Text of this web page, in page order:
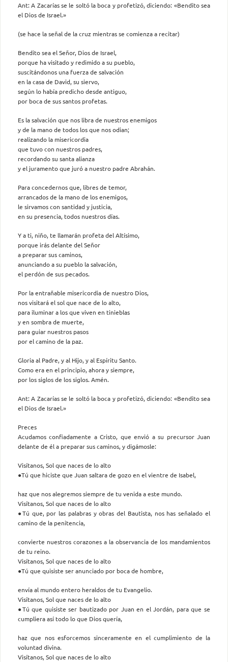
Ant: A Zacarías se le soltó la boca y profetizó, diciendo: «Bendito sea
el Dios de Israel.»
(se hace la señal de la cruz mientras se comienza a recitar)
Bendito sea el Señor, Dios de Israel,
porque ha visitado y redimido a su pueblo,
suscitándonos una fuerza de salvación
en la casa de David, su siervo,
según lo había predicho desde antiguo,
por boca de sus santos profetas.
Es la salvación que nos libra de nuestros enemigos
y de la mano de todos los que nos odian;
realizando la misericordia
que tuvo con nuestros padres,
recordando su santa alianza
y el juramento que juró a nuestro padre Abrahán.
Para concedernos que, libres de temor,
arrancados de la mano de los enemigos,
le sirvamos con santidad y justicia,
en su presencia, todos nuestros días.
Y a ti, niño, te llamarán profeta del Altísimo,
porque irás delante del Señor
a preparar sus caminos,
anunciando a su pueblo la salvación,
el perdón de sus pecados.
Por la entrañable misericordia de nuestro Dios,
nos visitará el sol que nace de lo alto,
para iluminar a los que viven en tinieblas
y en sombra de muerte,
para guiar nuestros pasos
por el camino de la paz.
Gloria al Padre, y al Hijo, y al Espíritu Santo.
Como era en el principio, ahora y siempre,
por los siglos de los siglos. Amén.
Ant: A Zacarías se le soltó la boca y profetizó, diciendo: «Bendito sea
el Dios de Israel.»
Preces
Acudamos confiadamente a Cristo, que envió a su precursor Juan
delante de él a preparar sus caminos, y digámosle:
Visítanos, Sol que naces de lo alto
●Tú que hiciste que Juan saltara de gozo en el vientre de Isabel,
haz que nos alegremos siempre de tu venida a este mundo.
Visítanos, Sol que naces de lo alto
●Tú que, por las palabras y obras del Bautista, nos has señalado el
camino de la penitencia,
convierte nuestros corazones a la observancia de los mandamientos
de tu reino.
Visítanos, Sol que naces de lo alto
●Tú que quisiste ser anunciado por boca de hombre,
envía al mundo entero heraldos de tu Evangelio.
Visítanos, Sol que naces de lo alto
●Tú que quisiste ser bautizado por Juan en el Jordán, para que se
cumpliera así todo lo que Dios quería,
haz que nos esforcemos sinceramente en el cumplimiento de la
voluntad divina.
Visítanos, Sol que naces de lo alto